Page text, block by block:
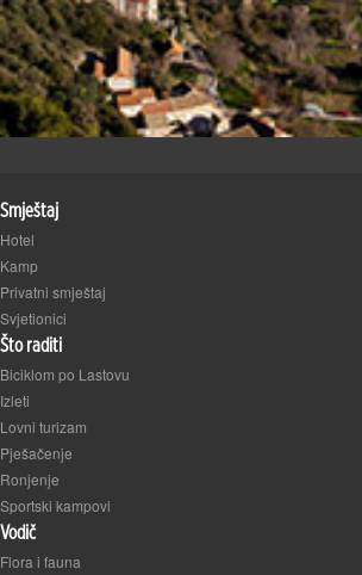
Smještaj
Hotel
Kamp
Privatni smještaj
Svjetionici
Što raditi
Biciklom po Lastovu
Izleti
Lovni turizam
Pješačenje
Ronjenje
Sportski kampovi
Vodič
Flora i fauna